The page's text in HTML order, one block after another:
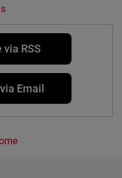
via RSS
Email